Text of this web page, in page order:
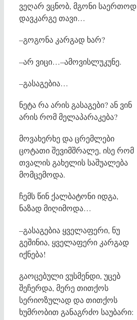
ვეღარ ვცნობ, მგონი საერთოდ
დავკარგე თავი…
–გოგონა კარგად ხარ?
–არ ვიცი…–ამოვისლუკუნე.
–გასაგებია…
ნეტა რა არის გასაგები? ან ვინ
არის რომ მელაპარაკება?
მოვახერხე და ცრემლები
ცოტათი შევიმშრალე, ისე რომ
თვალის გახელის საშუალება
მომცემოდა.
ჩემს წინ ქალბატონი იდგა,
ნაზად მიღიმოდა…
–გასაგებია ყველაფერი, ნუ
გეშინია, ყველაფერი კარგად
იქნება!
გაოცებული ვუსმენდი, უცებ
შეჩერდა, მერე თითქოს
სერიოზულად და თითქოს
ხუმრობით განაგრძო საუბარი: